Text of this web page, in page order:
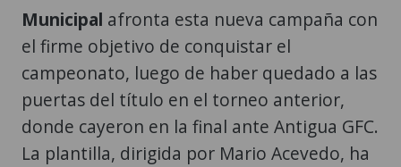
Municipal afronta esta nueva campaña con
el firme objetivo de conquistar el
campeonato, luego de haber quedado a las
puertas del título en el torneo anterior,
donde cayeron en la final ante Antigua GFC.
La plantilla, dirigida por Mario Acevedo, ha